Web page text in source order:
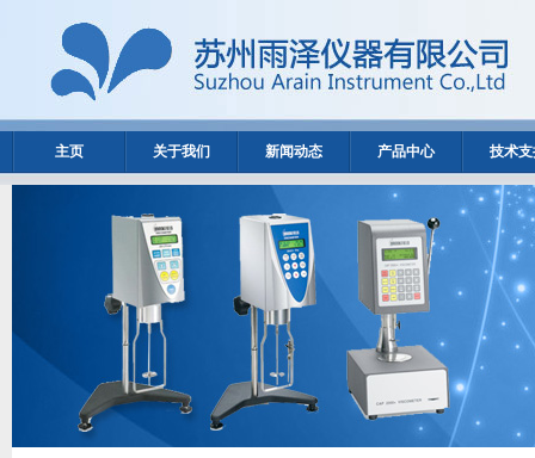
主页 关于我们 新闻动态 产品中心 技术